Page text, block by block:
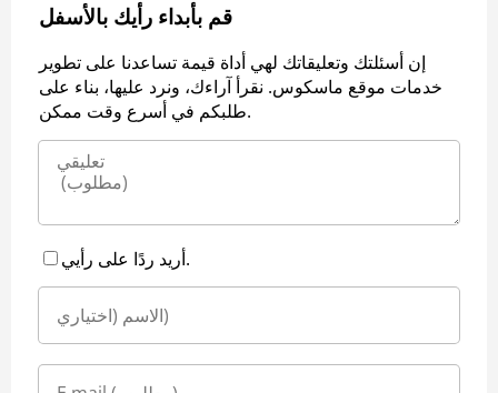
قم بأبداء رأيك بالأسفل
إن أسئلتك وتعليقاتك لهي أداة قيمة تساعدنا على تطوير
خدمات موقع ماسكوس. نقرأ آراءك، ونرد عليها، بناء على
طلبكم في أسرع وقت ممكن.
أريد ردًا على رأيي.